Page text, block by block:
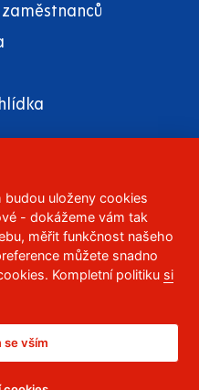
,Studentská 95
036 112, 466 036 113
budou uloženy cookies
- dokážeme vám tak
měřit funkčnost našeho
můžete snadno
Kompletní politiku si
se vším